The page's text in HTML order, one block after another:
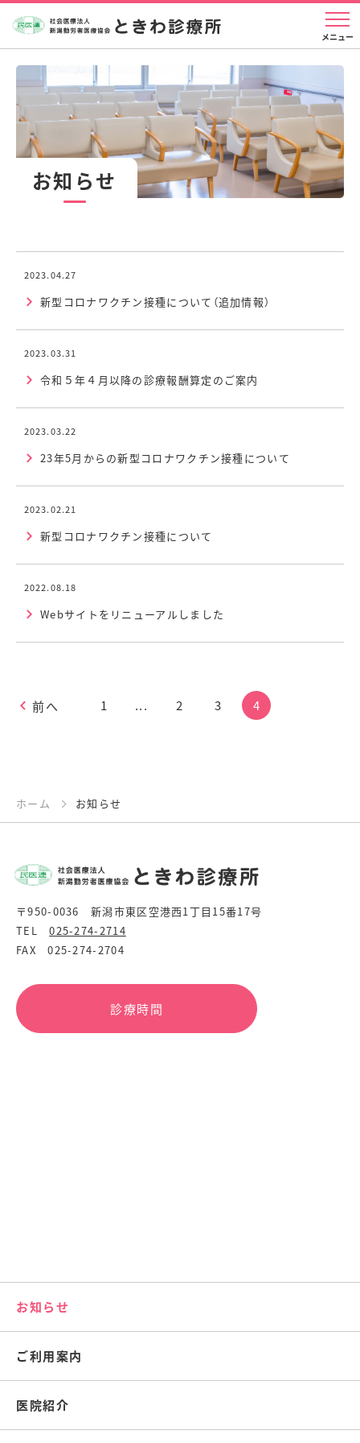
お知らせ
2023.04.27
新型コロナワクチン接種について（追加情報）
2023.03.31
令和５年４月以降の診療報酬算定のご案内
2023.03.22
23年5月からの新型コロナワクチン接種について
2023.02.21
新型コロナワクチン接種について
2022.08.18
Webサイトをリニューアルしました
1
前へ ... 2 3 4
ホーム お知らせ
〒950-0036 新潟市東区空港西1丁目15番17号
TEL025-274-2714
FAX 025-274-2704
診療時間
お知らせ
ご利用案内
医院紹介